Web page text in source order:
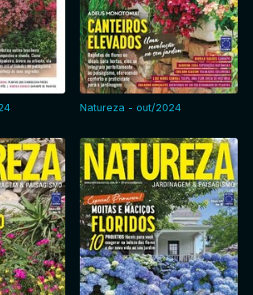
Natureza - out/2024